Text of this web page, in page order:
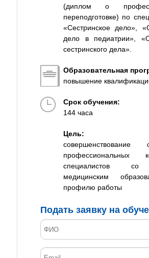
(диплом о
переподготовке) по
«Сестринское дело»,
дело в педиатрии»,
сестринского дела».
Образовательная
повышение
Срок обучения:
144 часа
Цель:
профессиональных
специалистов со
медицинским
профилю работы
Подать заявку на